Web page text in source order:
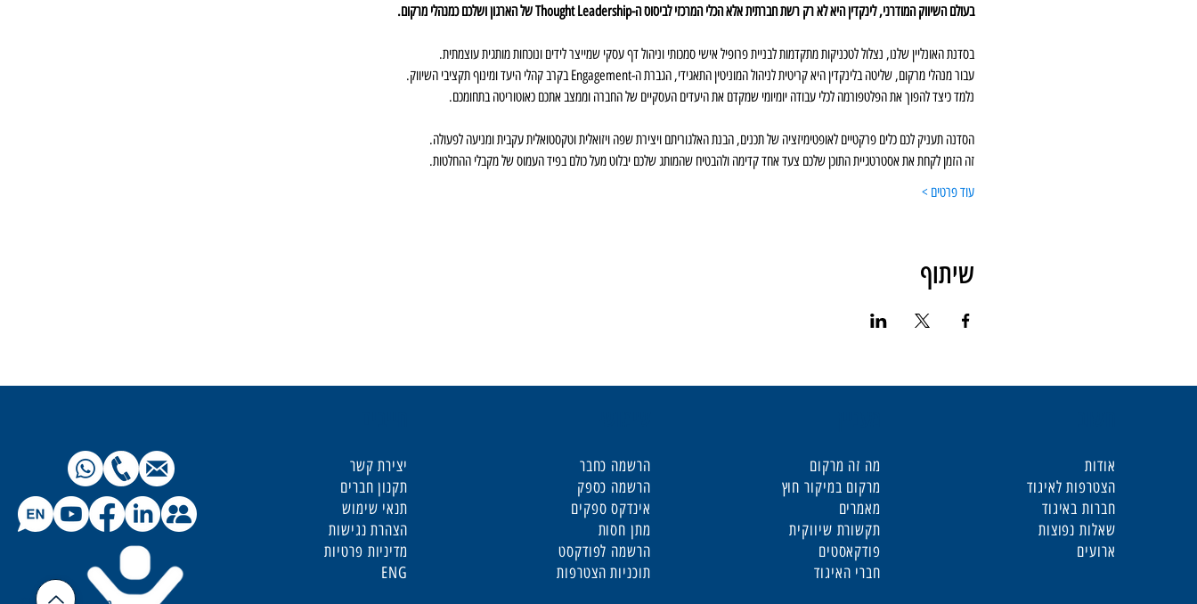
בעולם השיווק המודרני, לינקדין היא לא רק רשת חברתית אלא הכלי המרכזי לביסוס ה-Thought Leadership של הארגון ושלכם כמנהלי מרקום.
בסדנת האונליין שלנו, נצלול לטכניקות מתקדמות לבניית פרופיל אישי סמכותי וניהול דף עסקי שמייצר לידים ונוכחות מותגית עוצמתית.
עבור מנהלי מרקום, שליטה בלינקדין היא קריטית לניהול המוניטין התאגידי, הגברת ה-Engagement בקרב קהלי היעד ומינוף תקציבי השיווק.
נלמד כיצד להפוך את הפלטפורמה לכלי עבודה יומיומי שמקדם את היעדים העסקיים של החברה וממצב אתכם כאוטוריטה בתחומכם.
הסדנה תעניק לכם כלים פרקטיים לאופטימיזציה של תכנים, הבנת האלגוריתם ויצירת שפה ויזואלית וטקסטואלית עקבית ומניעה לפעולה.
זה הזמן לקחת את אסטרטגיית התוכן שלכם צעד אחד קדימה ולהבטיח שהמותג שלכם יבלוט מעל כולם בפיד העמוס של מקבלי ההחלטות.
עוד פרטים >
שיתוף
אודות
הצטרפות לאיגוד
חברות באיגוד
שאלות נפוצות
ארועים
מה זה מרקום
מרקום במיקור חוץ
מאמרים
תקשורת שיווקית
פודקאסטים
חברי האיגוד
הרשמה כחבר
הרשמה כספק
אינדקס ספקים
מתן חסות
הרשמה לפודקסט
תוכניות הצטרפות
יצירת קשר
תקנון חברים
תנאי שימוש
הצהרת נגישות
מדיניות פרטיות
ENG